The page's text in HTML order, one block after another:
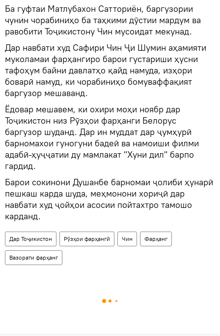
Ба гуфтаи Матлубахон Сатториён, баргузории
чунин чорабиниҳо ба таҳкими дӯстии мардум ва
равобити Тоҷикистону Чин мусоидат мекунад.
Дар навбати худ Сафири Чин Ҷи Шумин аҳамияти
муколамаи фарҳангиро барои густариши ҳусни
тафоҳум байни давлатҳо қайд намуда, изҳори
боварӣ намуд, ки чорабиниҳо бомуваффақият
баргузор мешаванд.
Ёдовар мешавем, ки охири моҳи ноябр дар
Тоҷикистон низ Рӯзҳои фарҳанги Белорус
баргузор шуданд. Дар ин муддат дар ҷумҳурӣ
барномахои гуногуни бадеӣ ва намоиши филми
адабӣ-ҳуҷҷатии ду мамлакат "Хуни дил" барпо
гардид.
Барои сокинони Душанбе барномаи ҷолиби ҳунарӣ
пешкаш карда шуда, меҳмонони хориҷӣ дар
навбати худ ҷойҳои асосии пойтахтро тамошо
карданд.
Дар Тоҷикистон Рӯзҳои фарҳангӣ Чин Фарҳанг
Вазорати фарҳанг